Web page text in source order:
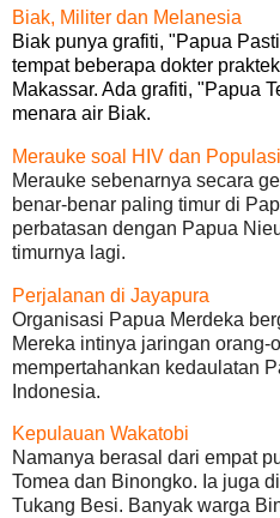
Biak, Militer dan Melanesia
Biak punya grafiti, "Papua
tempat beberapa dokter
Makassar. Ada grafiti, "Papua
menara air Biak.
Merauke soal HIV dan Populasi
Merauke sebenarnya secara
benar-benar paling timur di
perbatasan dengan Papua
timurnya lagi.
Perjalanan di Jayapura
Organisasi Papua Merdeka
Mereka intinya jaringan
mempertahankan kedaulatan
Indonesia.
Kepulauan Wakatobi
Namanya berasal dari empat
Tomea dan Binongko. Ia juga
Tukang Besi. Banyak warga